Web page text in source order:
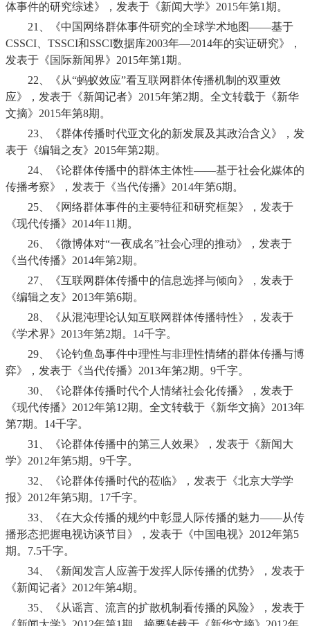
体事件的研究综述》，发表于《新闻大学》 2015年第1期。
21、
《中国网络群体事件研究的全球学术地图——基于
CSSCI
TSSCI和SSCI数据库2003年—2014年的实证研究》，
发表于《国际新闻界》 2015年第1期。
22、
《从“蚂蚁效应”看互联网群体传播机制的双重效
应》，发表于《新闻记者》 2015年第2期。全文转载于《新华
文摘》 2015年第8期。
23、
《群体传播时代亚文化的新发展及其政治含义》，发
表于《编辑之友》 2015年第2期。
24、
《论群体传播中的群体主体性——基于社会化媒体的
传播考察》，发表于《当代传播》 2014年第6期。
25、
《网络群体事件的主要特征和研究框架》，发表于
《现代传播》 2014年11期。
26、
《微博体对“一夜成名”社会心理的推动》，发表于
《当代传播》 2014年第2期。
27、
《互联网群体传播中的信息选择与倾向》，发表于
《编辑之友》 2013年第6期。
28、
《从混沌理论认知互联网群体传播特性》，发表于
《学术界》 2013年第2期。 14千字。
29、
《论钓鱼岛事件中理性与非理性情绪的群体传播与博
弈》，发表于《当代传播》 2013年第2期。 9千字。
30、
《论群体传播时代个人情绪社会化传播》，发表于
《现代传播》 2012年第12期。全文转载于《新华文摘》 2013年
第7期。 14千字。
31、
《论群体传播中的第三人效果》，发表于《新闻大
学》 2012年第5期。 9千字。
32、
《论群体传播时代的莅临》，发表于《北京大学学
报》 2012年第5期。 17千字。
33、
《在大众传播的规约中彰显人际传播的魅力——从传
播形态把握电视访谈节目》，发表于《中国电视》 2012年第5
期。 7.5千字。
34、
《新闻发言人应善于发挥人际传播的优势》，发表于
《新闻记者》 2012年第4期。
35、
《从谣言、流言的扩散机制看传播的风险》，发表于